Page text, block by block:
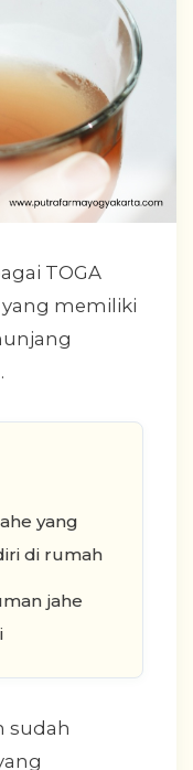
TOGA
memiliki
yang
di rumah
jahe
sudah